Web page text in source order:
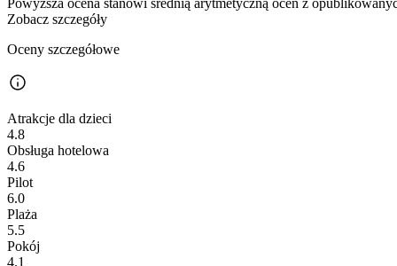
Powyższa ocena stanowi średnią arytmetyczną ocen z
Zobacz szczegóły
Oceny szczegółowe
Atrakcje dla dzieci
4.8
Obsługa hotelowa
4.6
Pilot
6.0
Plaża
5.5
Pokój
4.1